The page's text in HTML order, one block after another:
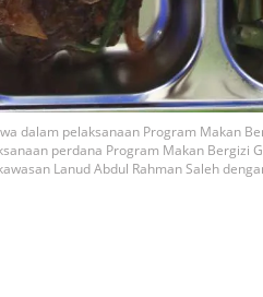
dalam pelaksanaan Program Makan
perdana Program Makan Bergizi
Lanud Abdul Rahman Saleh